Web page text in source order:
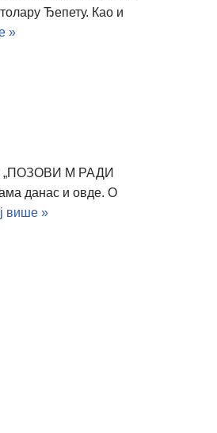
Ђепету. Као и
»
„ПОЗОВИ М РАДИ
данас и овде. О
више »